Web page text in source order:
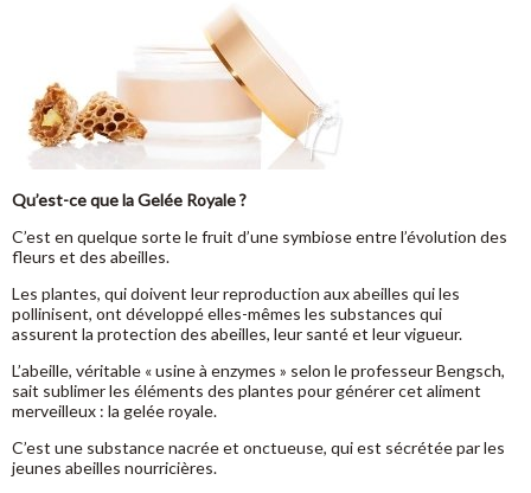
Qu’est-ce que la Gelée Royale ?
C’est en quelque sorte le fruit d’une symbiose entre l’évolution des
fleurs et des abeilles.
Les plantes, qui doivent leur reproduction aux abeilles qui les
pollinisent, ont développé elles-mêmes les substances qui
assurent la protection des abeilles, leur santé et leur vigueur.
L’abeille, véritable « usine à enzymes » selon le professeur Bengsch,
sait sublimer les éléments des plantes pour générer cet aliment
merveilleux : la gelée royale.
C’est une substance nacrée et onctueuse, qui est sécrétée par les
jeunes abeilles nourricières.